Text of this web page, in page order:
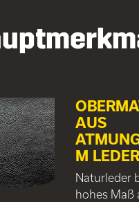
AUS
M LEDER
Naturleder
hohes Maß